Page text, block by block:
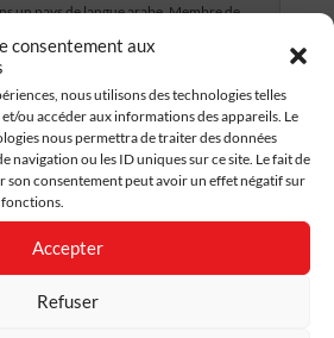
consentement aux
nous utilisons des technologies telles
ou accéder aux informations des appareils. Le
nous permettra de traiter des données
navigation ou les ID uniques sur ce site. Le fait de
son consentement peut avoir un effet négatif sur
Accepter
Refuser
un pays de langue arabe, Membre de
de Paris
Psychanalytique